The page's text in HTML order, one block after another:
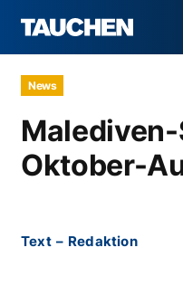
News
Oktober-
Text – Redaktion